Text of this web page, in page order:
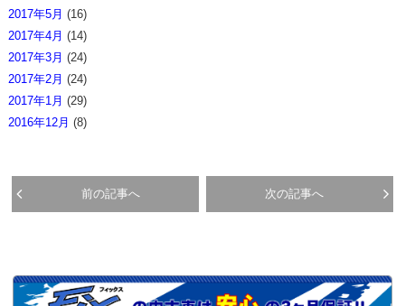
2017年5月 (16)
2017年4月 (14)
2017年3月 (24)
2017年2月 (24)
2017年1月 (29)
2016年12月 (8)
前の記事へ 次の記事へ